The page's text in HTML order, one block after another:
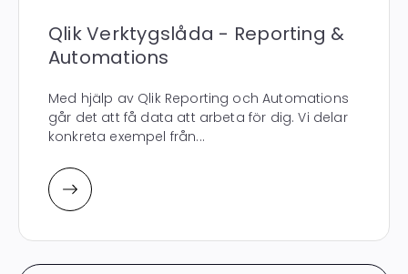
Qlik Verktygslåda - Reporting &
Automations
Med hjälp av Qlik Reporting och Automations
går det att få data att arbeta för dig. Vi delar
konkreta exempel från...